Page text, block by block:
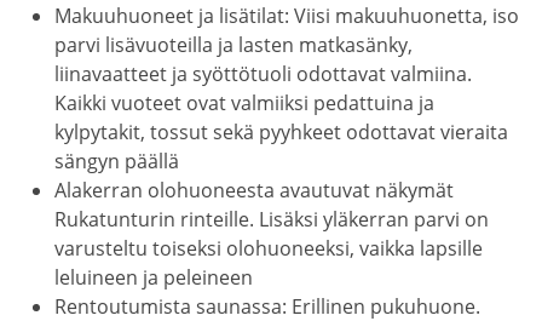
Makuuhuoneet ja lisätilat: Viisi makuuhuonetta, iso
parvi lisävuoteilla ja lasten matkasänky,
liinavaatteet ja syöttötuoli odottavat valmiina.
Kaikki vuoteet ovat valmiiksi pedattuina ja
kylpytakit, tossut sekä pyyhkeet odottavat vieraita
sängyn päällä
Alakerran olohuoneesta avautuvat näkymät
Rukatunturin rinteille. Lisäksi yläkerran parvi on
varusteltu toiseksi olohuoneeksi, vaikka lapsille
leluineen ja peleineen
Rentoutumista saunassa: Erillinen pukuhuone.